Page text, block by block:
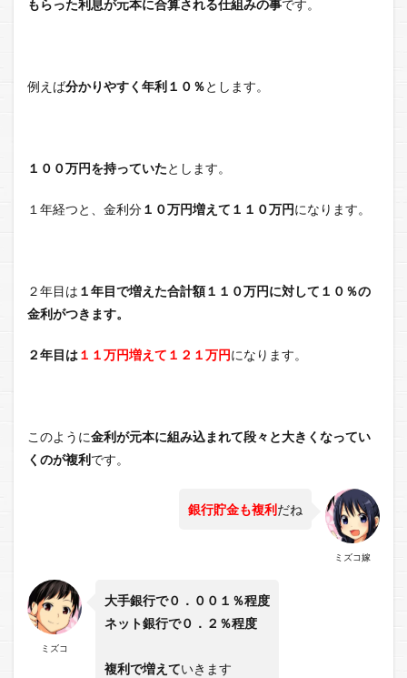
もらった利息が元本に合算される仕組みの事です。
例えば分かりやすく年利１０％とします。
１００万円を持っていたとします。
１年経つと、金利分１０万円増えて１１０万円になります。
２年目は １年目で増えた合計額１１０万円に対して１０％の
金利がつきます。
２年目は１１万円増えて１２１万円になります。
このように金利が元本に組み込まれて段々と大きくなってい
くのが複利です。
ミズコ嫁
銀行貯金も複利だね
ミズコ
大手銀行で０．００１％程度
ネット銀行で０．２％程度
複利で増えていきます